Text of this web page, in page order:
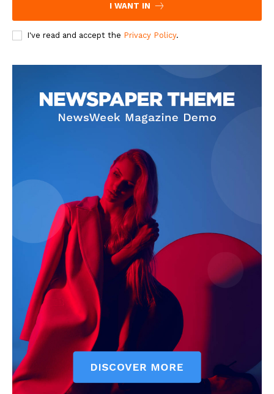
Jagruk Janta
Vishwasniya Hindi Akhbaar
I WANT IN
I've read and accept the Privacy Policy.